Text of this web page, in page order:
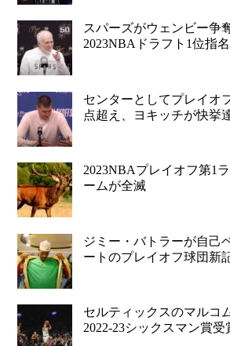
スパーズがウェンビー争
2023NBAドラフト1位指
センターとしてプレイオ
点超え、ヨキッチが快挙
2023NBAプレイオフ第1
ームが全滅
ジミー・バトラーが自己
ートのプレイオフ球団新
セルティックスのマルコ
2022-23シックスマン賞受